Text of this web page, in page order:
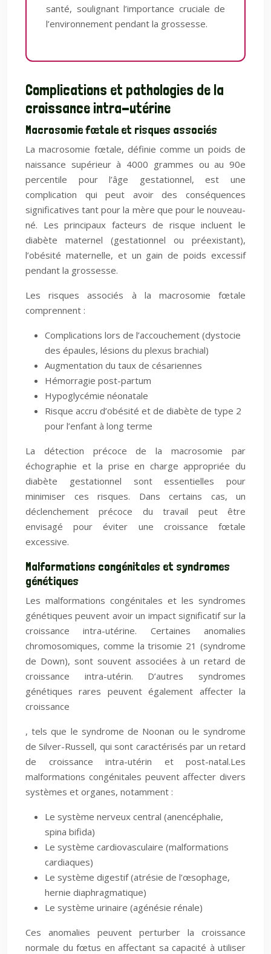
santé, soulignant l’importance cruciale de
l’environnement pendant la grossesse.
Complications et pathologies de la
croissance intra-utérine
Macrosomie fœtale et risques associés
La macrosomie fœtale, définie comme un poids de
naissance supérieur à 4000 grammes ou au 90e
percentile pour l’âge gestationnel, est une
complication qui peut avoir des conséquences
significatives tant pour la mère que pour le nouveau-
né. Les principaux facteurs de risque incluent le
diabète maternel (gestationnel ou préexistant),
l’obésité maternelle, et un gain de poids excessif
pendant la grossesse.
Les risques associés à la macrosomie fœtale
comprennent :
Complications lors de l’accouchement (dystocie
des épaules, lésions du plexus brachial)
Augmentation du taux de césariennes
Hémorragie post-partum
Hypoglycémie néonatale
Risque accru d’obésité et de diabète de type 2
pour l’enfant à long terme
La détection précoce de la macrosomie par
échographie et la prise en charge appropriée du
diabète gestationnel sont essentielles pour
minimiser ces risques. Dans certains cas, un
déclenchement précoce du travail peut être
envisagé pour éviter une croissance fœtale
excessive.
Malformations congénitales et syndromes
génétiques
Les malformations congénitales et les syndromes
génétiques peuvent avoir un impact significatif sur la
croissance intra-utérine. Certaines anomalies
chromosomiques, comme la trisomie 21 (syndrome
de Down), sont souvent associées à un retard de
croissance intra-utérin. D’autres syndromes
génétiques rares peuvent également affecter la
croissance
, tels que le syndrome de Noonan ou le syndrome
de Silver-Russell, qui sont caractérisés par un retard
de croissance intra-utérin et post-natal.Les
malformations congénitales peuvent affecter divers
systèmes et organes, notamment :
Le système nerveux central (anencéphalie,
spina bifida)
Le système cardiovasculaire (malformations
cardiaques)
Le système digestif (atrésie de l’œsophage,
hernie diaphragmatique)
Le système urinaire (agénésie rénale)
Ces anomalies peuvent perturber la croissance
normale du fœtus en affectant sa capacité à utiliser